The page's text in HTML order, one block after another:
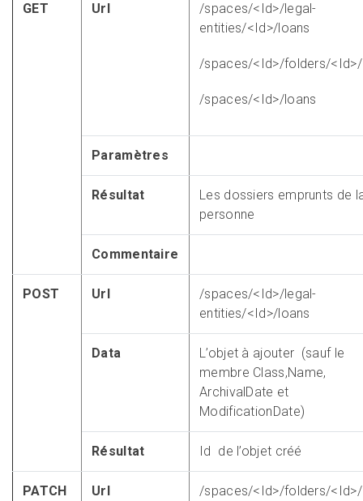
GET Url
/spaces/<Id>/legal-
entities/<Id>/loans
/spaces/<Id>/folders/
/spaces/<Id>/loans
Paramètres
Résultat
Les dossiers emprunts de
personne
Commentaire
POST Url
/spaces/<Id>/legal-
entities/<Id>/loans
Data
L’objet à ajouter (sauf le
membre Class,Name,
ArchivalDate et
ModificationDate)
Résultat Id de l’objet créé
PATCH Url /spaces/<Id>/folders/